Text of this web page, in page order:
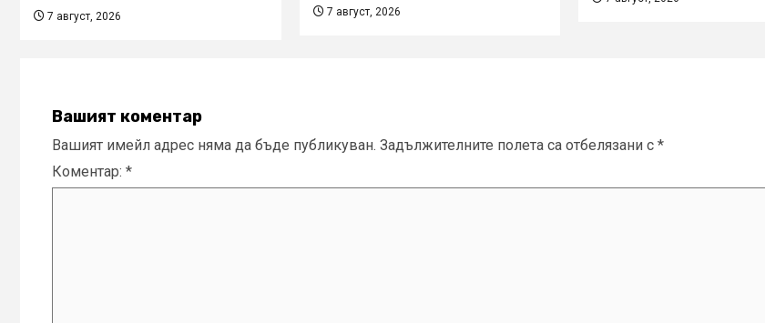
7 август, 2026 7 август, 2026
Вашият коментар
Вашият имейл адрес няма да бъде публикуван. Задължителните полета са отбелязани с *
Коментар: *